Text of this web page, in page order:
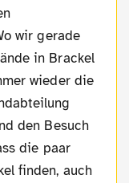
wir gerade
in Brackel
wieder die
den Besuch
die paar
finden, auch